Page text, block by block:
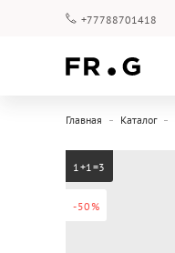
+77788701418
Главная Каталог
-50%
1+1=3